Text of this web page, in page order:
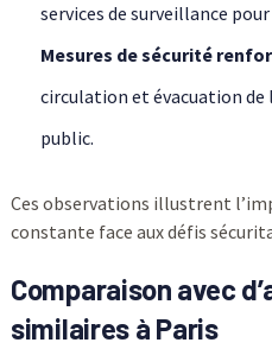
services de surveillance
Mesures desécurité
circulation et évacuation de
public.
Ces observations illustrent
constante face aux défis
Comparaison avec
similaires à Paris